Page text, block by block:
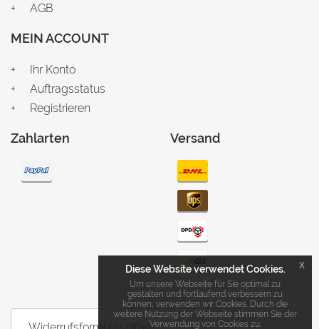
AGB
MEIN ACCOUNT
Ihr Konto
Auftragsstatus
Registrieren
Zahlarten Versand
Diese Website verwendet Cookies.
Um unsere Webseite für Sie optimal zu
gestalten und fortlaufend verbessern zu
können, verwenden wir Cookies. Durch die
weitere Nutzung der Webseite stimmen Sie der
Verwendung von Cookies zu.
x